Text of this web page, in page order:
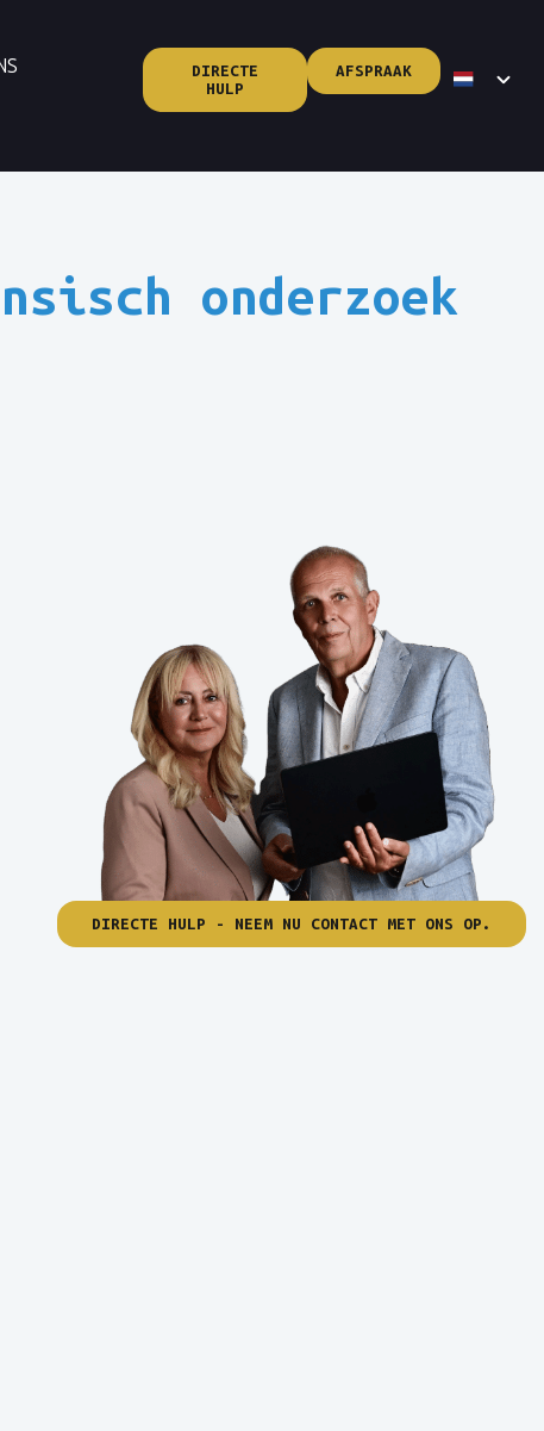
DIRECTE
HULP
AFSPRAAK
onderzoek
DIRECTE HULP - NEEM NU CONTACT MET ONS OP.